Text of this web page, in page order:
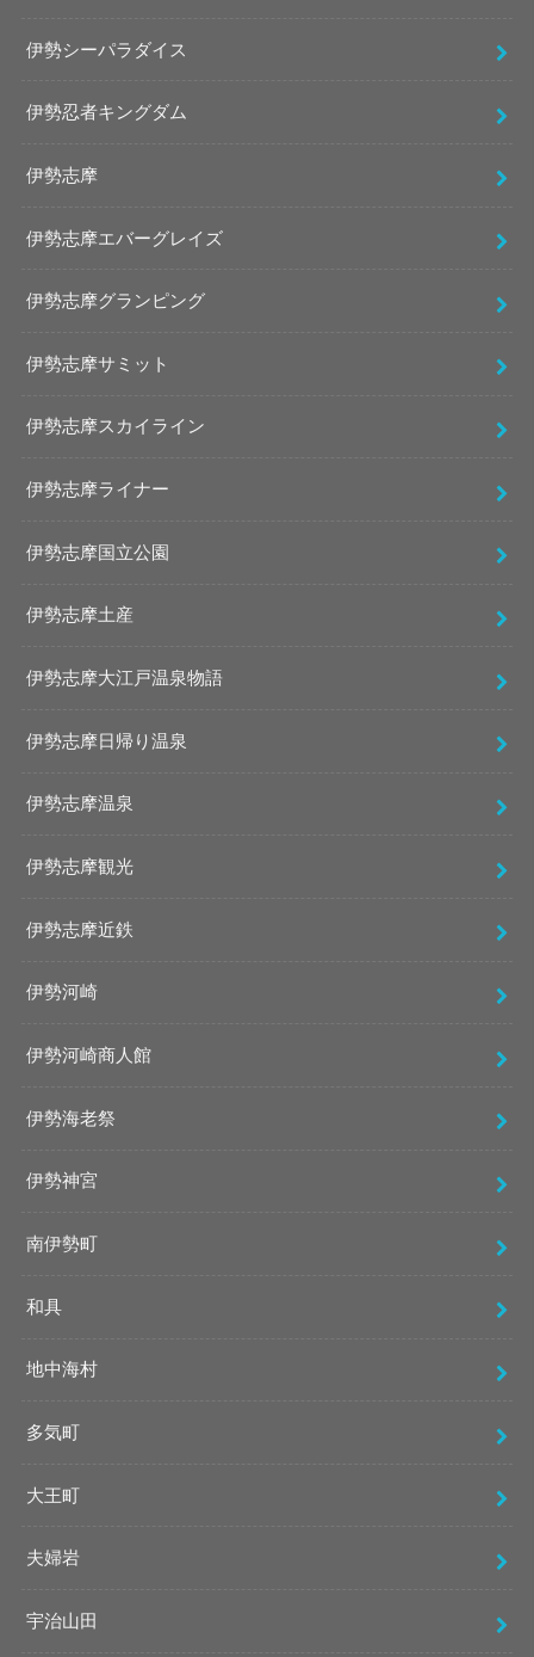
伊勢シーパラダイス
伊勢忍者キングダム
伊勢志摩
伊勢志摩エバーグレイズ
伊勢志摩グランピング
伊勢志摩サミット
伊勢志摩スカイライン
伊勢志摩ライナー
伊勢志摩国立公園
伊勢志摩土産
伊勢志摩大江戸温泉物語
伊勢志摩日帰り温泉
伊勢志摩温泉
伊勢志摩観光
伊勢志摩近鉄
伊勢河崎
伊勢河崎商人館
伊勢海老祭
伊勢神宮
南伊勢町
和具
地中海村
多気町
大王町
夫婦岩
宇治山田